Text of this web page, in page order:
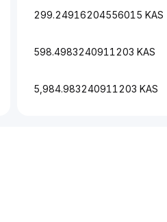
299.24916204556015 KAS
598.4983240911203 KAS
5,984.983240911203 KAS